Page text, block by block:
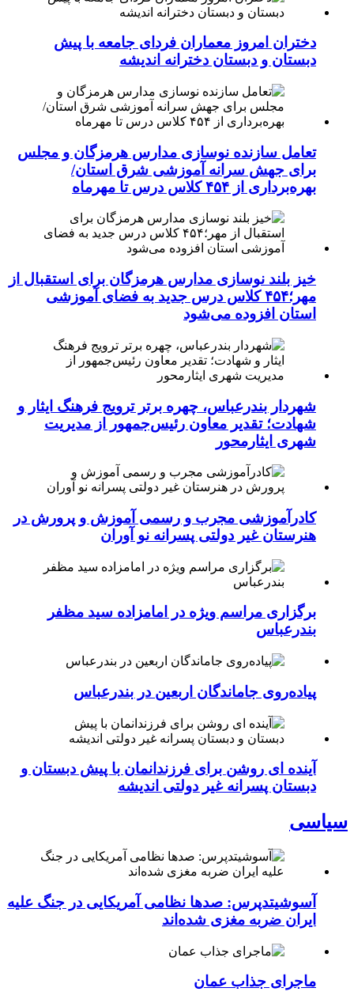
دختران امروز معماران فردای جامعه با پیش
دبستان و دبستان دخترانه اندیشه
تعامل سازنده نوسازی مدارس هرمزگان و مجلس
برای جهش سرانه آموزشی شرق استان/
بهره‌برداری از ۴۵۴ کلاس درس تا مهرماه
خیز بلند نوسازی مدارس هرمزگان برای استقبال از
مهر؛۴۵۴ کلاس درس جدید به فضای آموزشی
استان افزوده می‌شود
شهردار بندرعباس، چهره برتر ترویج فرهنگ ایثار و
شهادت؛ تقدیر معاون رئیس‌جمهور از مدیریت
شهری ایثارمحور
کادرآموزشی مجرب و رسمی آموزش و پرورش در
هنرستان غیر دولتی پسرانه نو آوران
برگزاری مراسم ویژه در امامزاده سید مظفر
بندرعباس
پیاده‌روی جاماندگان اربعین در بندرعباس
آینده ای روشن برای فرزندانمان با پیش دبستان و
دبستان پسرانه غیر دولتی اندیشه
سیاسی
آسوشیتدپرس: صدها نظامی آمریکایی در جنگ علیه
ایران ضربه مغزی شده‌اند
ماجرای جذاب عمان